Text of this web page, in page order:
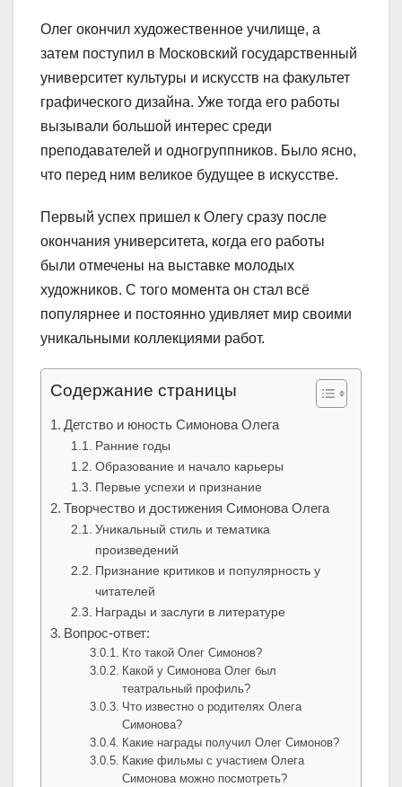
Олег окончил художественное училище, а
затем поступил в Московский государственный
университет культуры и искусств на факультет
графического дизайна. Уже тогда его работы
вызывали большой интерес среди
преподавателей и одногруппников. Было ясно,
что перед ним великое будущее в искусстве.
Первый успех пришел к Олегу сразу после
окончания университета, когда его работы
были отмечены на выставке молодых
художников. С того момента он стал всё
популярнее и постоянно удивляет мир своими
уникальными коллекциями работ.
Содержание страницы
Детство и юность Симонова Олега
Ранние годы
Образование и начало карьеры
Первые успехи и признание
Творчество и достижения Симонова Олега
Уникальный стиль и тематика
произведений
Признание критиков и популярность у
читателей
Награды и заслуги в литературе
Вопрос-ответ:
Кто такой Олег Симонов?
Какой у Симонова Олег был
театральный профиль?
Что известно о родителях Олега
Симонова?
Какие награды получил Олег Симонов?
Какие фильмы с участием Олега
Симонова можно посмотреть?